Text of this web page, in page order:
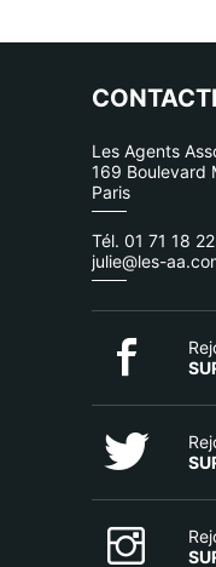
Les Agents
169 Boulevard
Paris
Tél. 01 71 18
julie@les-